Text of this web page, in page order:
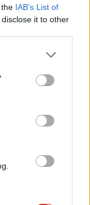
IAB’s List of
it to other
or more Google
You may click to
party tags to
in below Google
autóbusz és egy
utóbbi igencsak
szorul majd.